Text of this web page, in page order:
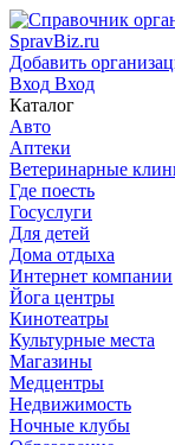
SpravBiz.ru
Добавить
Вход Вход
Каталог
Авто
Аптеки
Ветеринарные
Где поесть
Госуслуги
Для детей
Дома отдыха
Интернет компании
Йога центры
Кинотеатры
Культурные места
Магазины
Медцентры
Недвижимость
Ночные клубы